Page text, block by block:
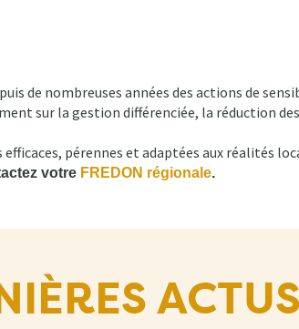
de nombreuses années des actions de
sur la gestion différenciée, la réduction
pérennes et adaptées aux réalités
votre FREDON régionale.
ACTUS